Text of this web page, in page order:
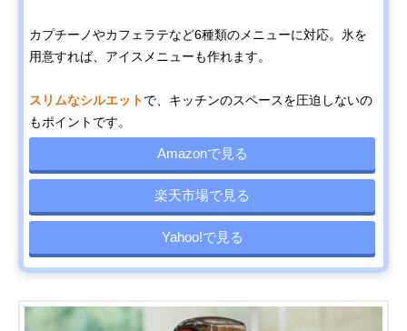
カプチーノやカフェラテなど6種類のメニューに対応。氷を
用意すれば、アイスメニューも作れます。
スリムなシルエットで、キッチンのスペースを圧迫しないの
もポイントです。
Amazonで見る
楽天市場で見る
Yahoo!で見る